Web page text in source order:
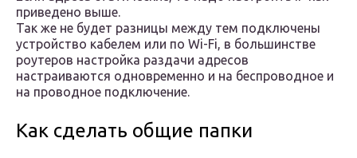
приведено выше.
Так же не будет разницы между тем подключены
устройство кабелем или по Wi-Fi, в большинстве
роутеров настройка раздачи адресов
настраиваются одновременно и на беспроводное и
на проводное подключение.
Как сделать общие папки